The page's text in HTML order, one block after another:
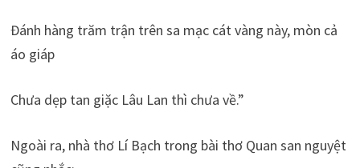
Đánh hàng trăm trận trên sa mạc cát vàng này, mòn cả
áo giáp
Chưa dẹp tan giặc Lâu Lan thì chưa về.”
Ngoài ra, nhà thơ Lí Bạch trong bài thơ Quan san nguyệt